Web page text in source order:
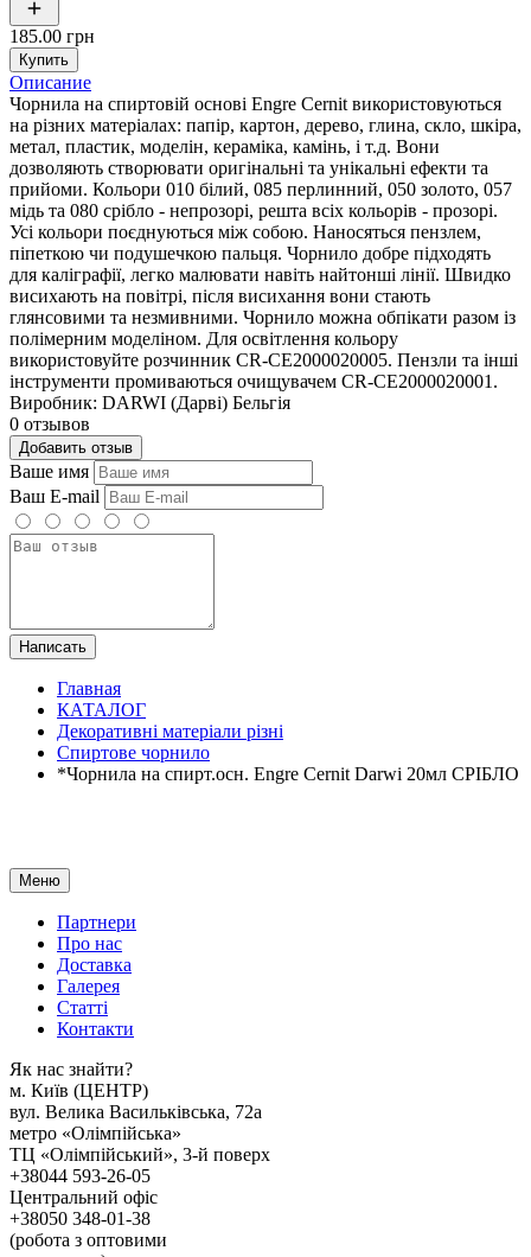
185.00 грн
Купить
Описание
Чорнила на спиртовій основі Engre Cernit використовуються
на різних матеріалах: папір, картон, дерево, глина, скло, шкіра,
метал, пластик, моделін, кераміка, камінь, і т.д. Вони
дозволяють створювати оригінальні та унікальні ефекти та
прийоми. Кольори 010 білий, 085 перлинний, 050 золото, 057
мідь та 080 срібло - непрозорі, решта всіх кольорів - прозорі.
Усі кольори поєднуються між собою. Наносяться пензлем,
піпеткою чи подушечкою пальця. Чорнило добре підходять
для каліграфії, легко малювати навіть найтонші лінії. Швидко
висихають на повітрі, після висихання вони стають
глянсовими та незмивними. Чорнило можна обпікати разом із
полімерним моделіном. Для освітлення кольору
використовуйте розчинник CR-CE2000020005. Пензли та інші
інструменти промиваються очищувачем CR-CE2000020001.
Виробник: DARWI (Дарві) Бельгія
0 отзывов
Добавить отзыв
Ваше имя
Ваш E-mail
Написать
Главная
КАТАЛОГ
Декоративні матеріали різні
Спиртове чорнило
*Чорнила на спирт.осн. Engre Cernit Darwi 20мл СРІБЛО
Меню
Партнери
Про нас
Доставка
Галерея
Статтi
Контакти
Як наc знайти?
м. Киïв (ЦЕНТР)
вул. Велика Васильківська, 72а
метро «Олімпійська»
ТЦ «Олімпійський», 3-й поверх
+38044 593-26-05
Центральний офіс
+38050 348-01-38
(робота з оптовими